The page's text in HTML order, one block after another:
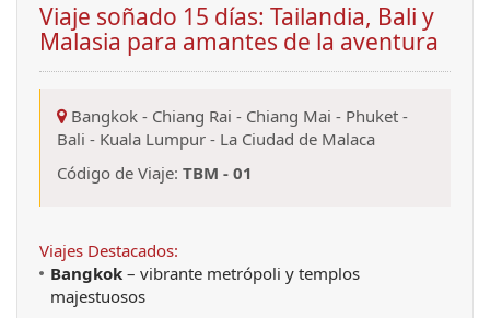
Viaje soñado 15 días: Tailandia, Bali y
Malasia para amantes de la aventura
Bangkok - Chiang Rai - Chiang Mai - Phuket -
Bali - Kuala Lumpur - La Ciudad de Malaca
Código de Viaje: TBM - 01
Viajes Destacados:
Bangkok – vibrante metrópoli y templos
majestuosos